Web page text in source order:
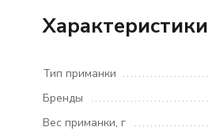
Характеристики
Тип приманки
Бренды
Вес приманки, г